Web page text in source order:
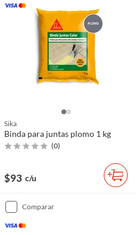
Sika
Binda para juntas plomo 1 kg
(0)
$93 c/u
comparar